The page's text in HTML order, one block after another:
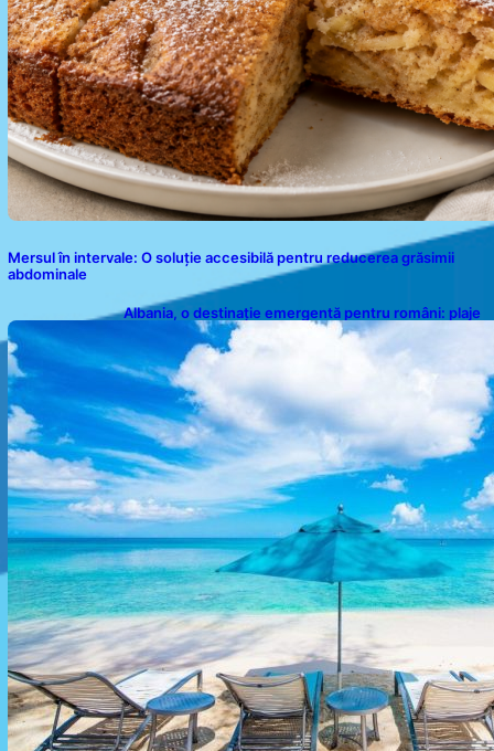
Mersul în intervale: O soluție accesibilă pentru reducerea grăsimii
abdominale
Albania, o destinație emergentă pentru români: plaje
spectaculoase, ape turcoaz și prețuri accesibile